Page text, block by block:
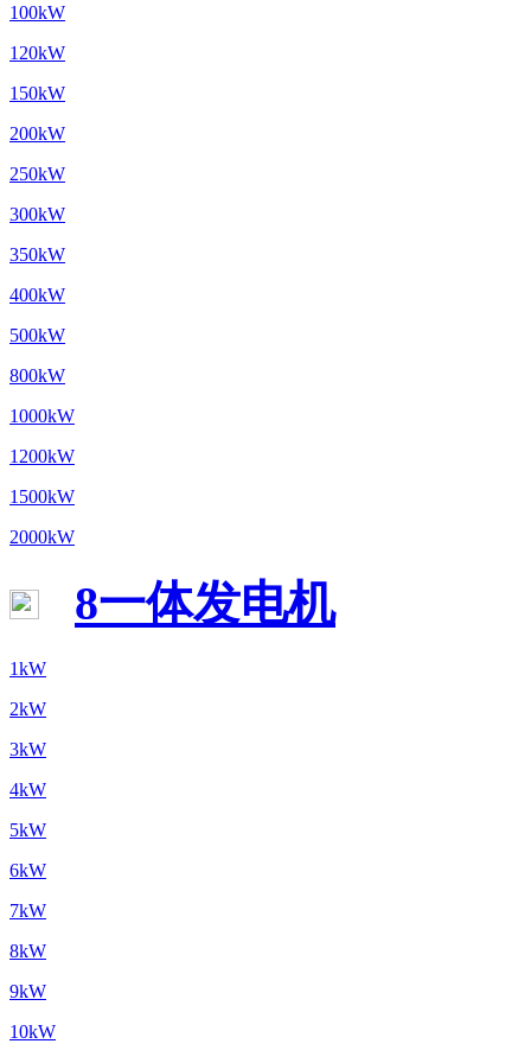
100kW
120kW
150kW
200kW
250kW
300kW
350kW
400kW
500kW
800kW
1000kW
1200kW
1500kW
2000kW
8一体发电机
1kW
2kW
3kW
4kW
5kW
6kW
7kW
8kW
9kW
10kW